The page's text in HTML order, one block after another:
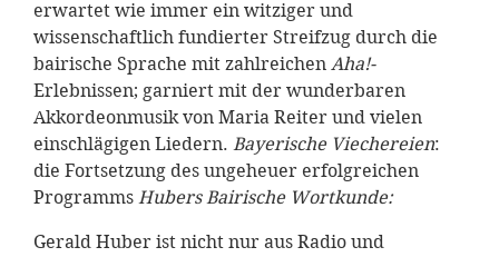
erwartet wie immer ein witziger und
wissenschaftlich fundierter Streifzug durch die
bairische Sprache mit zahlreichen Aha!-
Erlebnissen; garniert mit der wunderbaren
Akkordeonmusik von Maria Reiter und vielen
einschlägigen Liedern. Bayerische Viechereien:
die Fortsetzung des ungeheuer erfolgreichen
Programms Hubers Bairische Wortkunde:
Gerald Huber ist nicht nur aus Radio und